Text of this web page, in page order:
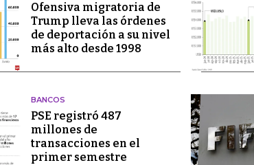
Ofensiva migratoria de
Trump lleva las órdenes
de deportación a su nivel
más alto desde 1998
BANCOS
PSE registró 487
millones de
transacciones en el
primer semestre